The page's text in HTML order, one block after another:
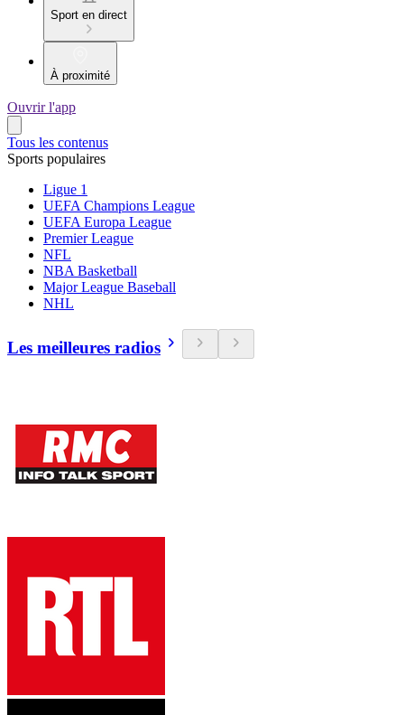
Sport en direct
À proximité
Ouvrir l'app
Tous les contenus
Sports populaires
Ligue 1
UEFA Champions League
UEFA Europa League
Premier League
NFL
NBA Basketball
Major League Baseball
NHL
Les meilleures radios